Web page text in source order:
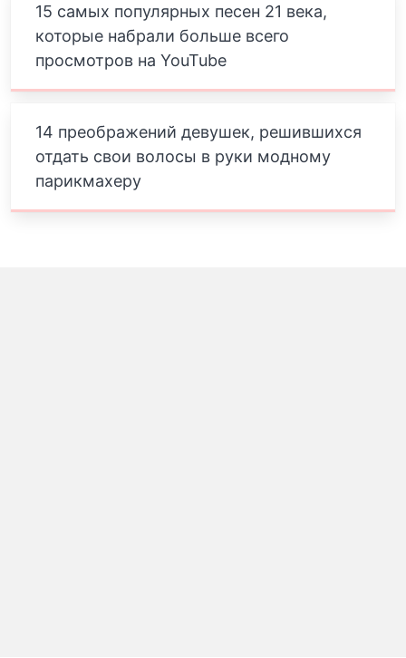
15 самых популярных песен 21 века,
которые набрали больше всего
просмотров на YouTube
14 преображений девушек, решившихся
отдать свои волосы в руки модному
парикмахеру